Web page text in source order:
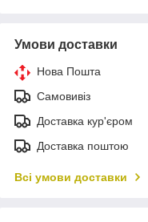
Умови доставки
Нова Пошта
Самовивіз
Доставка кур'єром
Доставка поштою
Всі умови доставки